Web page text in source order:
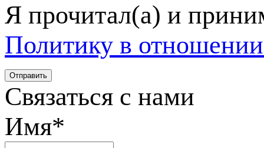
Я прочитал(а) и
Политику в
Связаться с нами
Имя*